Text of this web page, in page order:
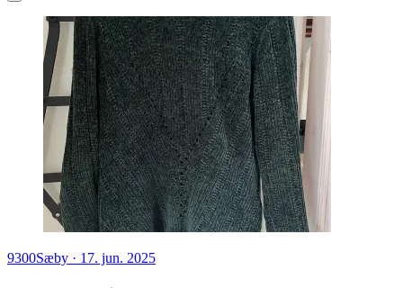
9300Sæby · 17. jun. 2025